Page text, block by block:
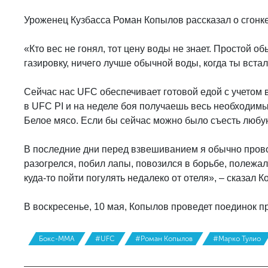
Уроженец Кузбасса Роман Копылов рассказал о
«Кто вес не гонял, тот цену воды не знает. Простой
газировку, ничего лучше обычной воды, когда ты
Сейчас нас UFC обеспечивает готовой едой с
в UFC PI и на неделе боя получаешь весь
Белое мясо. Если бы сейчас можно было съесть
В последние дни перед взвешиванием я обычно
разогрелся, побил лапы, повозился в борьбе,
куда-то пойти погулять недалеко от отеля», – сказал
В воскресенье, 10 мая, Копылов проведет поединок
Бокс-MMA #UFC #Роман Копылов #Марко Тулио